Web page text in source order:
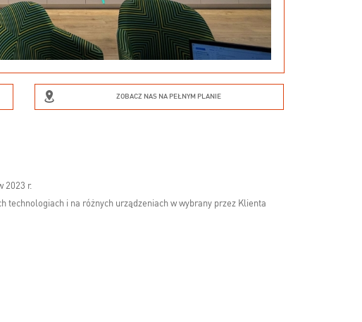
ZOBACZ NAS NA PEŁNYM PLANIE
2023 r.
technologiach i na różnych urządzeniach w wybrany przez Klienta